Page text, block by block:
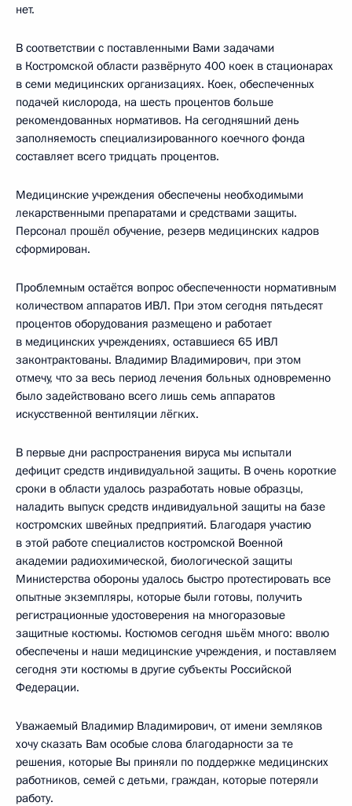
нет.
В соответствии с поставленными Вами задачами
в Костромской области развёрнуто 400 коек в стационарах
в семи медицинских организациях. Коек, обеспеченных
подачей кислорода, на шесть процентов больше
рекомендованных нормативов. На сегодняшний день
заполняемость специализированного коечного фонда
составляет всего тридцать процентов.
Медицинские учреждения обеспечены необходимыми
лекарственными препаратами и средствами защиты.
Персонал прошёл обучение, резерв медицинских кадров
сформирован.
Проблемным остаётся вопрос обеспеченности нормативным
количеством аппаратов ИВЛ. При этом сегодня пятьдесят
процентов оборудования размещено и работает
в медицинских учреждениях, оставшиеся 65 ИВЛ
законтрактованы. Владимир Владимирович, при этом
отмечу, что за весь период лечения больных одновременно
было задействовано всего лишь семь аппаратов
искусственной вентиляции лёгких.
В первые дни распространения вируса мы испытали
дефицит средств индивидуальной защиты. В очень короткие
сроки в области удалось разработать новые образцы,
наладить выпуск средств индивидуальной защиты на базе
костромских швейных предприятий. Благодаря участию
в этой работе специалистов костромской Военной
академии радиохимической, биологической защиты
Министерства обороны удалось быстро протестировать все
опытные экземпляры, которые были готовы, получить
регистрационные удостоверения на многоразовые
защитные костюмы. Костюмов сегодня шьём много: вволю
обеспечены и наши медицинские учреждения, и поставляем
сегодня эти костюмы в другие субъекты Российской
Федерации.
Уважаемый Владимир Владимирович, от имени земляков
хочу сказать Вам особые слова благодарности за те
решения, которые Вы приняли по поддержке медицинских
работников, семей с детьми, граждан, которые потеряли
работу.